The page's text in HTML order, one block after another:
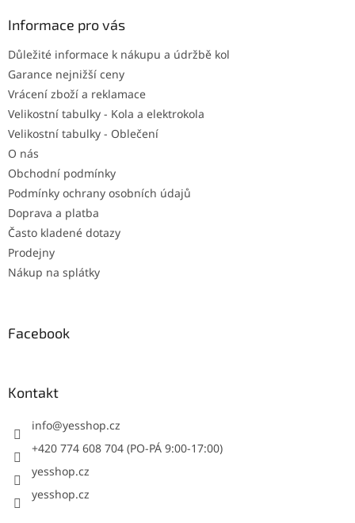
Informace pro vás
Důležité informace k nákupu a údržbě kol
Garance nejnižší ceny
Vrácení zboží a reklamace
Velikostní tabulky - Kola a elektrokola
Velikostní tabulky - Oblečení
O nás
Obchodní podmínky
Podmínky ochrany osobních údajů
Doprava a platba
Často kladené dotazy
Prodejny
Nákup na splátky
Facebook
Kontakt
info@yesshop.cz
+420 774 608 704 (PO-PÁ 9:00-17:00)
yesshop.cz
yesshop.cz